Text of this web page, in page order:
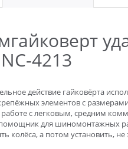
4213
действие гайковёрта
элементов с
работе с легковым, средним
для шиномонтажных
колёса, а потом установить,